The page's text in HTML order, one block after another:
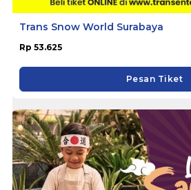
Trans Snow World Surabaya
Rp 53.625
Pesan Tiket